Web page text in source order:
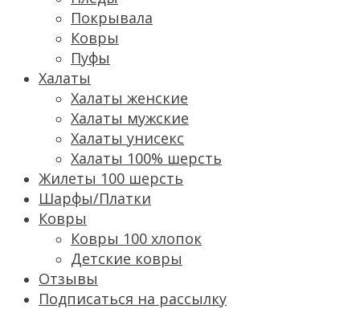
Покрывала
Ковры
Пуфы
Халаты
Халаты женские
Халаты мужские
Халаты унисекс
Халаты 100% шерсть
Жилеты 100 шерсть
Шарфы/Платки
Ковры
Ковры 100 хлопок
Детские ковры
Отзывы
Подписаться на рассылку